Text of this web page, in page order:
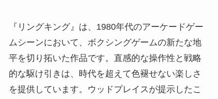
『リングキング』は、1980年代のアーケードゲー
ムシーンにおいて、ボクシングゲームの新たな地
平を切り拓いた作品です。直感的な操作性と戦略
的な駆け引きは、時代を超えて色褪せない楽しさ
を提供しています。ウッドプレイスが提示したこ